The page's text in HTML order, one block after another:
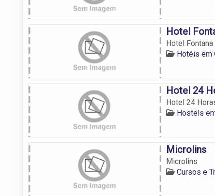
Hotel
Hotel Fontana
Hotéis em
Hotel 24
Hotel 24
Hostels
Microlins
Microlins
Cursos e